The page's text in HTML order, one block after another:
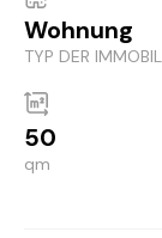
Wohnung
TYP DER
50
qm